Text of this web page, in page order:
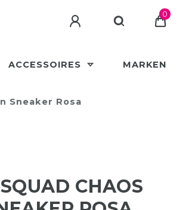
0
ACCESSOIRES MARKEN
Sneaker Rosa
CHAOS